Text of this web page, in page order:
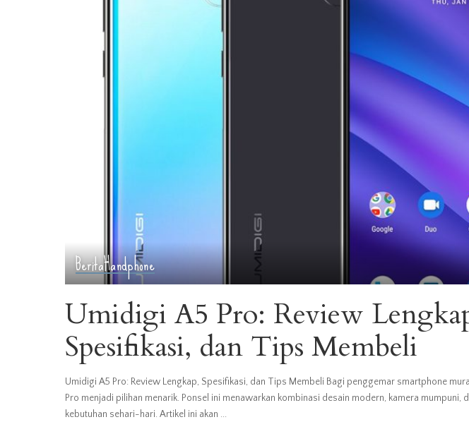
BeritaHandphone
Umidigi A5 Pro: Review
Spesifikasi, dan Tips Membeli
Umidigi A5 Pro: Review Lengkap, Spesifikasi, dan Tips Membeli Bagi penggemar smartphone
Pro menjadi pilihan menarik. Ponsel ini menawarkan kombinasi desain modern, kamera mumpuni,
kebutuhan sehari-hari. Artikel ini akan ...